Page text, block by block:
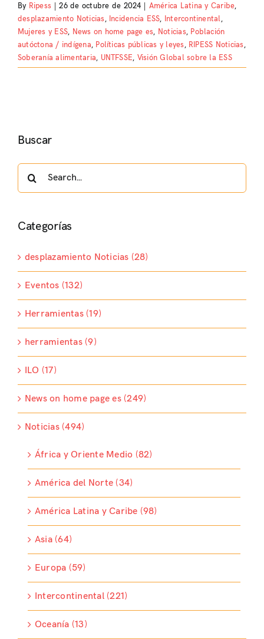
By Ripess 26 de octubre de 2024 América Latina y Caribe,
desplazamiento Noticias, Incidencia ESS, Intercontinental,
Mujeres y ESS, News on home page es, Noticias, Población
autóctona / indígena, Políticas públicas y leyes, RIPESS Noticias,
Soberanía alimentaria, UNTFSSE, Visión Global sobre la ESS
Buscar
Categorías
desplazamiento Noticias (28)
Eventos (132)
Herramientas (19)
herramientas (9)
ILO (17)
News on home page es (249)
Noticias (494)
África y Oriente Medio (82)
América del Norte (34)
América Latina y Caribe (98)
Asia (64)
Europa (59)
Intercontinental (221)
Oceanía (13)